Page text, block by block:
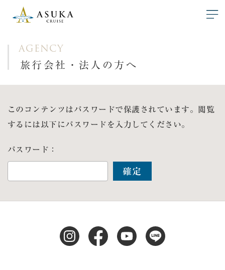
AGENCY
旅行会社・法人の方へ
このコンテンツはパスワードで保護されています。閲覧
するには以下にパスワードを入力してください。
パスワード：